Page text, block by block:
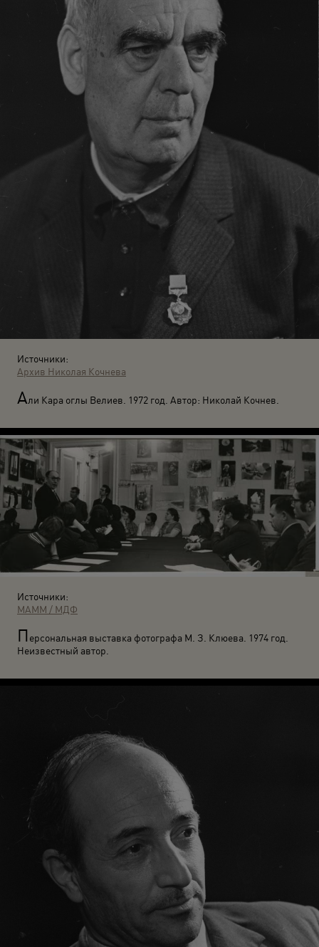
Источники:
Архив Николая Кочнева
Али Кара оглы Велиев. 1972 год. Автор: Николай Кочнев.
Источники:
МАММ / МДФ
Персональная выставка фотографа М. З. Клюева. 1974 год.
Неизвестный автор.